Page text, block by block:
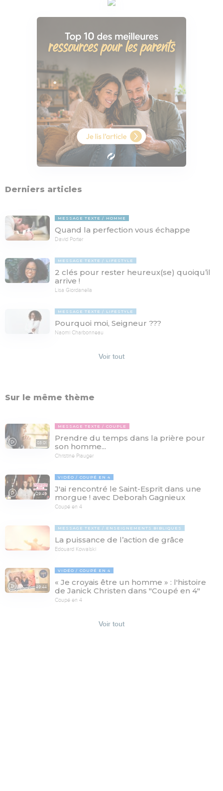
Derniers articles
MESSAGE TEXTE HOMME
Quand la perfection vous échappe
David Porter
MESSAGE TEXTE LIFESTYLE
2 clés pour rester heureux(se) quoiqu’il
arrive !
Lisa Giordanella
MESSAGE TEXTE LIFESTYLE
Pourquoi moi, Seigneur ???
Naomi Charbonneau
Voir tout
Sur le même thème
03:01
MESSAGE TEXTE COUPLE
Prendre du temps dans la prière pour
son homme...
Christine Piauger
29:46
VIDÉO COUPÉ EN 4
J'ai rencontré le Saint-Esprit dans une
morgue ! avec Deborah Gagnieux
Coupé en 4
MESSAGE TEXTE ENSEIGNEMENTS BIBLIQUES
La puissance de l’action de grâce
Edouard Kowalski
49:44
VIDÉO COUPÉ EN 4
« Je croyais être un homme » : l'histoire
de Janick Christen dans "Coupé en 4"
Coupé en 4
Voir tout